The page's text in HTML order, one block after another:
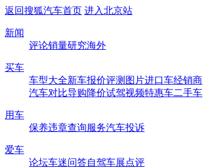
返回搜狐汽车首页 进入北京站
新闻
评论销量研究海外
买车
车型大全新车报价评测 图片进口车经销商
汽车对比导购降价试驾视频特惠车二手车
用车
保养违章查询服务汽车投诉
爱车
论坛车迷问答自驾车展点评